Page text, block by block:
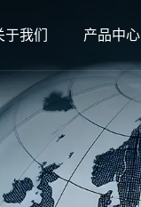
于我们 产品中心